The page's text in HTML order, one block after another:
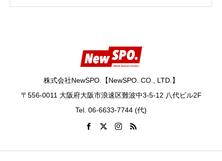
株式会社NewSPO.【NewSPO. CO., LTD.】
〒556-0011 大阪府大阪市浪速区難波中3-5-12 八代ビル2F
Tel. 06-6633-7744 (代)